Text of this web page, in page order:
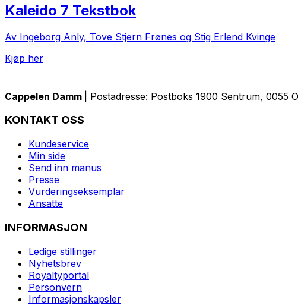
Kaleido 7 Tekstbok
Av Ingeborg Anly, Tove Stjern Frønes og Stig Erlend Kvinge
Kjøp her
Cappelen Damm | Postadresse: Postboks 1900 Sentrum, 0055
KONTAKT OSS
Kundeservice
Min side
Send inn manus
Presse
Vurderingseksemplar
Ansatte
INFORMASJON
Ledige stillinger
Nyhetsbrev
Royaltyportal
Personvern
Informasjonskapsler